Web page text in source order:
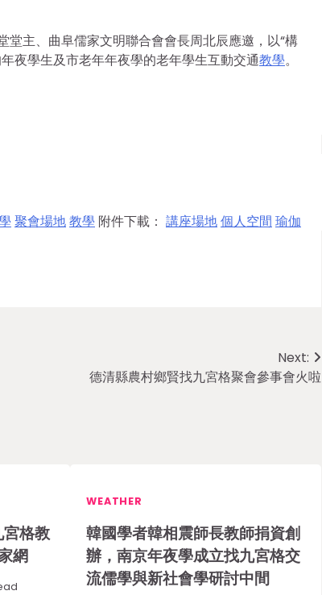
主、曲阜儒家文明聯合會會長周北辰應邀，以“構
夜學生及市老年年夜學的老年學生互動交通教學。
聚會場地教學 附件下載： 講座場地個人空間 瑜伽
Next:
德清縣農村鄉賢找九宮格聚會參事會火啦
格教
網
WEATHER
韓國學者韓相震師長教師捐資創
辦，南京年夜學成立找九宮格交
流儒學與新社會學研討中間